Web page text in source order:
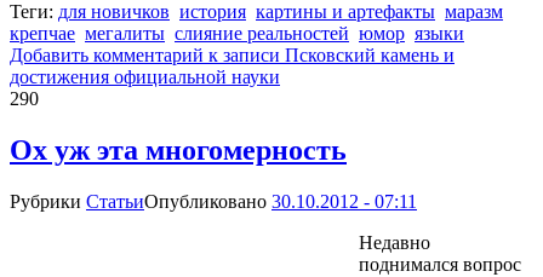
Теги: для новичков история картины и артефакты маразм
крепчае мегалиты слияние реальностей юмор языки
Добавить комментарий к записи Псковский камень и
достижения официальной науки
290
Ох уж эта многомерность
Рубрики СтатьиОпубликовано 30.10.2012 - 07:11
Недавно
поднимался вопрос